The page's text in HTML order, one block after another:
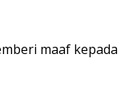
maaf kepada